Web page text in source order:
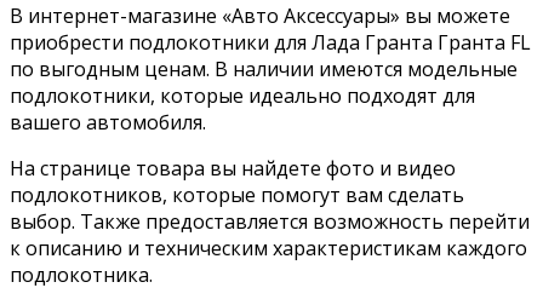
В интернет-магазине «Авто Аксессуары» вы можете
приобрести подлокотники для Лада Гранта Гранта FL
по выгодным ценам. В наличии имеются модельные
подлокотники, которые идеально подходят для
вашего автомобиля.
На странице товара вы найдете фото и видео
подлокотников, которые помогут вам сделать
выбор. Также предоставляется возможность перейти
к описанию и техническим характеристикам каждого
подлокотника.